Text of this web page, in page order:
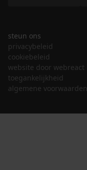
steun ons
privacybeleid
cookiebeleid
website door webreact
toegankelijkheid
algemene voorwaarden